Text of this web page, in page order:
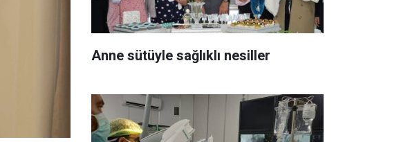
Anne sütüyle sağlıklı nesiller